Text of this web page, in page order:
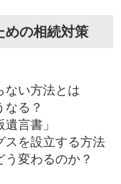
の相続対策
ない方法とは
なる？
言書」
スを設立する方法
う変わるのか？